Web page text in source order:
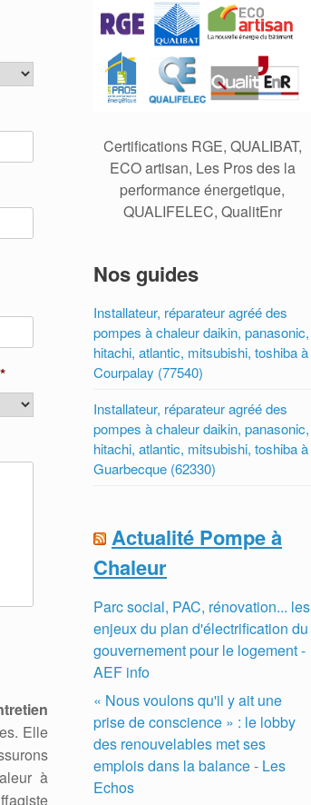
*
Elle
à
Certifications RGE, QUALIBAT,
ECO artisan, Les Pros des la
performance énergetique,
QUALIFELEC, QualitEnr
Nos guides
Installateur, réparateur agréé des
pompes à chaleur daikin, panasonic,
hitachi, atlantic, mitsubishi, toshiba à
Courpalay (77540)
Installateur, réparateur agréé des
pompes à chaleur daikin, panasonic,
hitachi, atlantic, mitsubishi, toshiba à
Guarbecque (62330)
Actualité Pompe à
Chaleur
Parc social, PAC, rénovation... les
enjeux du plan d'électrification du
gouvernement pour le logement -
AEF info
« Nous voulons qu'il y ait une
prise de conscience » : le lobby
des renouvelables met ses
emplois dans la balance - Les
Echos